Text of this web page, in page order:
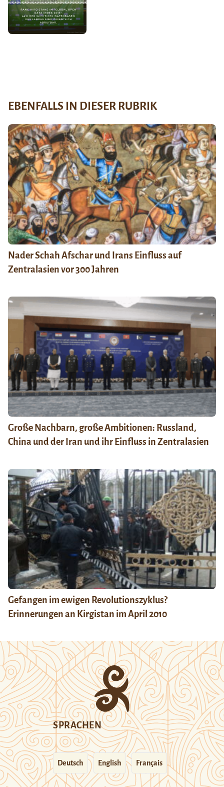
EBENFALLS IN DIESER RUBRIK
Nader Schah Afschar und Irans Einfluss auf
Zentralasien vor 300 Jahren
Große Nachbarn, große Ambitionen: Russland,
China und der Iran und ihr Einfluss in Zentralasien
Gefangen im ewigen Revolutionszyklus?
Erinnerungen an Kirgistan im April 2010
SPRACHEN
Deutsch English Français